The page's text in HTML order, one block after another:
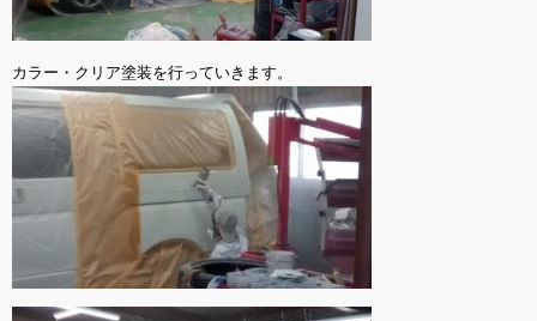
カラー・クリア塗装を行っていきます。